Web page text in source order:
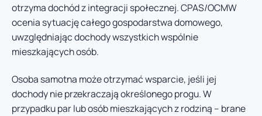
otrzyma dochód z integracji społecznej. CPAS/OCMW
ocenia sytuację całego gospodarstwa domowego,
uwzględniając dochody wszystkich wspólnie
mieszkających osób.
Osoba samotna może otrzymać wsparcie, jeśli jej
dochody nie przekraczają określonego progu. W
przypadku par lub osób mieszkających z rodziną – brane